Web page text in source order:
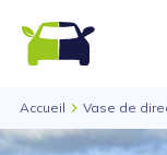
Accueil Vase de